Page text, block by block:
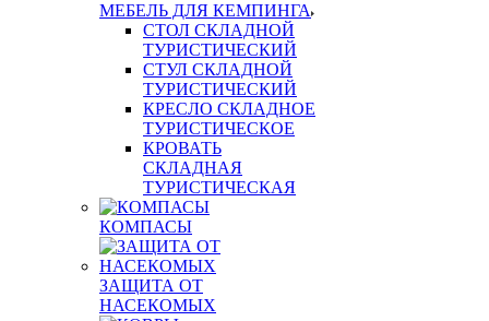
МЕБЕЛЬ ДЛЯ КЕМПИНГА
СТОЛ СКЛАДНОЙ
ТУРИСТИЧЕСКИЙ
СТУЛ СКЛАДНОЙ
ТУРИСТИЧЕСКИЙ
КРЕСЛО СКЛАДНОЕ
ТУРИСТИЧЕСКОЕ
КРОВАТЬ
СКЛАДНАЯ
ТУРИСТИЧЕСКАЯ
КОМПАСЫ
ЗАЩИТА ОТ
НАСЕКОМЫХ